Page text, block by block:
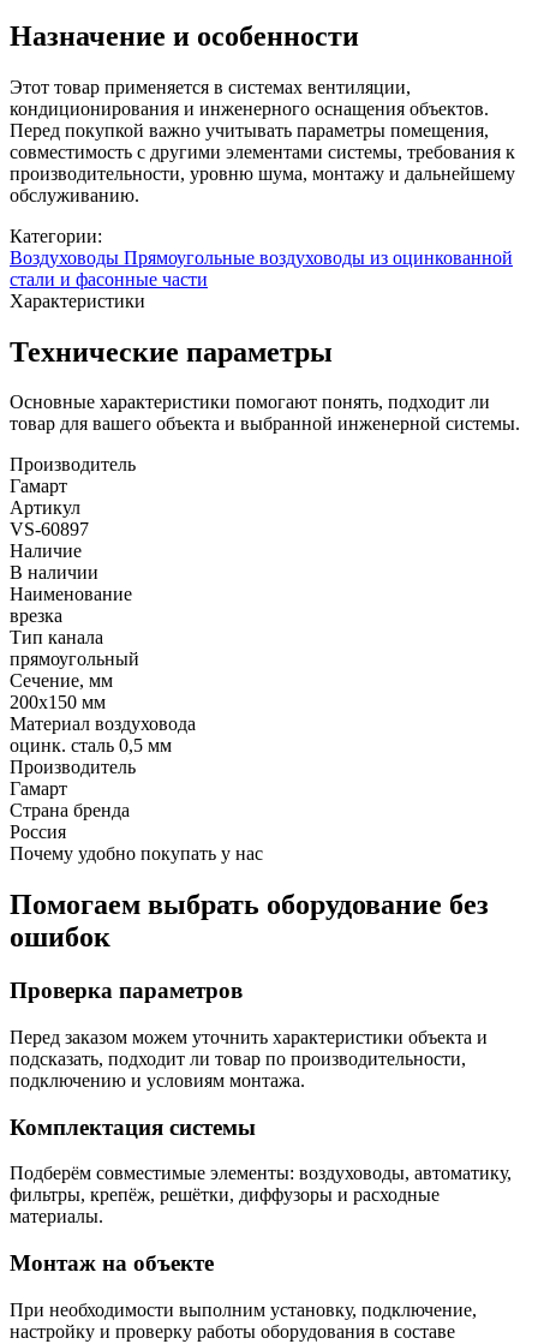
Назначение и особенности
Этот товар применяется в системах вентиляции,
кондиционирования и инженерного оснащения объектов.
Перед покупкой важно учитывать параметры помещения,
совместимость с другими элементами системы, требования к
производительности, уровню шума, монтажу и дальнейшему
обслуживанию.
Категории:
Воздуховоды Прямоугольные воздуховоды из оцинкованной
стали и фасонные части
Характеристики
Технические параметры
Основные характеристики помогают понять, подходит ли
товар для вашего объекта и выбранной инженерной системы.
Производитель
Гамарт
Артикул
VS-60897
Наличие
В наличии
Наименование
врезка
Тип канала
прямоугольный
Сечение, мм
200x150 мм
Материал воздуховода
оцинк. сталь 0,5 мм
Производитель
Гамарт
Страна бренда
Россия
Почему удобно покупать у нас
Помогаем выбрать оборудование без
ошибок
Проверка параметров
Перед заказом можем уточнить характеристики объекта и
подсказать, подходит ли товар по производительности,
подключению и условиям монтажа.
Комплектация системы
Подберём совместимые элементы: воздуховоды, автоматику,
фильтры, крепёж, решётки, диффузоры и расходные
материалы.
Монтаж на объекте
При необходимости выполним установку, подключение,
настройку и проверку работы оборудования в составе